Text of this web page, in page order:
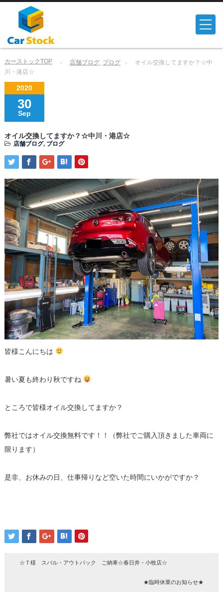
カーストックTOP 店舗ブログ, ブログ
オイル交換してますか？☆中
川・港店☆
2020
30
Sep
オイル交換してますか？☆中川・港店☆
店舗ブログ, ブログ
皆様こんにちは
暑い夏も終わり秋ですね
ところで皆様オイル交換してますか？
弊社ではオイル交換無料です！！（弊社でご購入頂きました車両に
限ります）
是非、お休みの日、仕事帰りなど空いた時間にいかがですか？
☆Ｔ様 スバル・アウトバック ご納車☆春日井・小牧店☆
★臨時休業のお知らせ★